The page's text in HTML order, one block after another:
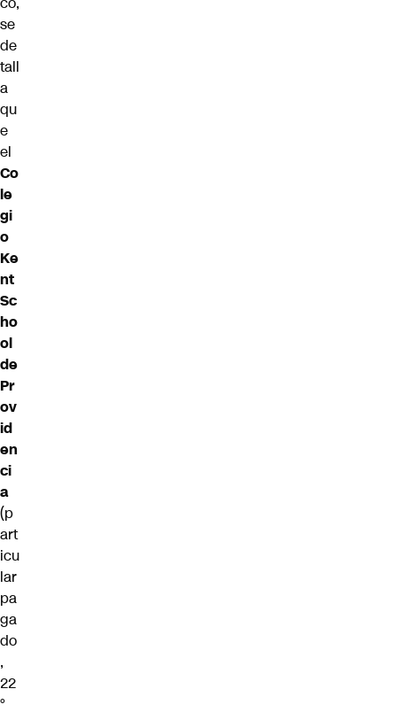
se
de
tall
a
qu
e
el
Co
le
gi
o
Ke
nt
Sc
ho
ol
de
Pr
ov
id
en
ci
a
(p
art
icu
lar
pa
ga
do
,
22
°